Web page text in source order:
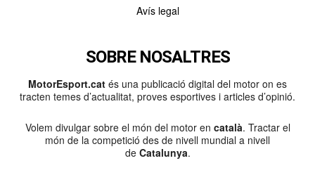
Avís legal
SOBRE NOSALTRES
MotorEsport.cat és una publicació digital del motor on es
tracten temes d’actualitat, proves esportives i articles d’opinió.
Volem divulgar sobre el món del motor en català. Tractar el
món de la competició des de nivell mundial a nivell
de Catalunya.